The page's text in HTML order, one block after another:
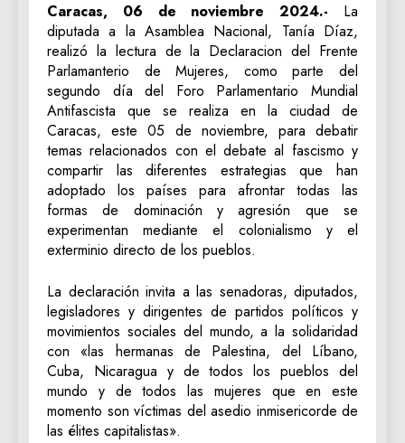
Caracas, 06 de noviembre 2024.- La
diputada a la Asamblea Nacional, Tanía Díaz,
realizó la lectura de la Declaracion del Frente
Parlamanterio de Mujeres, como parte del
segundo día del Foro Parlamentario Mundial
Antifascista que se realiza en la ciudad de
Caracas, este 05 de noviembre, para debatir
temas relacionados con el debate al fascismo y
compartir las diferentes estrategias que han
adoptado los países para afrontar todas las
formas de dominación y agresión que se
experimentan mediante el colonialismo y el
exterminio directo de los pueblos.
La declaración invita a las senadoras, diputados,
legisladores y dirigentes de partidos políticos y
movimientos sociales del mundo, a la solidaridad
con «las hermanas de Palestina, del Líbano,
Cuba, Nicaragua y de todos los pueblos del
mundo y de todos las mujeres que en este
momento son víctimas del asedio inmisericorde de
las élites capitalistas».